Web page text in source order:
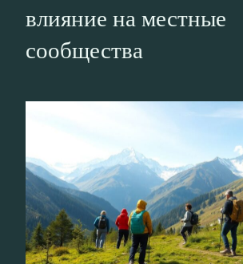
влияние на местные
сообщества